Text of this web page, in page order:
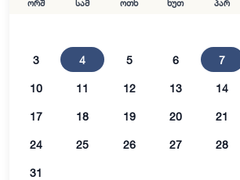
ორშ სამ ოთხ ხუთ პარ
3 4 5 6 7
10 11 12 13 14
17 18 19 20 21
24 25 26 27 28
31